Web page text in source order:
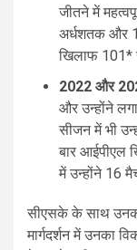
जीतने में
अर्धशतक और
खिलाफ 101*
2022 और
और उन्होंने
सीजन में भी
बार आईपीएल
में उन्होंने 16
सीएसके के साथ
मार्गदर्शन में उनका